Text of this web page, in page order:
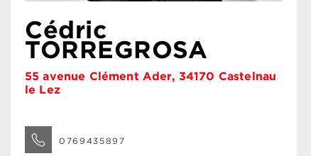
Cédric
TORREGROSA
55 avenue Clément Ader, 34170 Castelnau
le Lez
0769435897